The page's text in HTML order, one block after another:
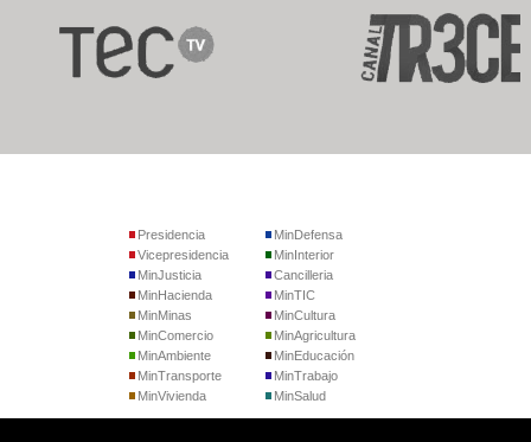
Presidencia
Vicepresidencia
MinJusticia
MinDefensa
MinInterior
Cancilleria
MinHacienda
MinMinas
MinComercio
MinTIC
MinCultura
MinAgricultura
MinAmbiente
MinTransporte
MinVivienda
MinEducación
MinTrabajo
MinSalud